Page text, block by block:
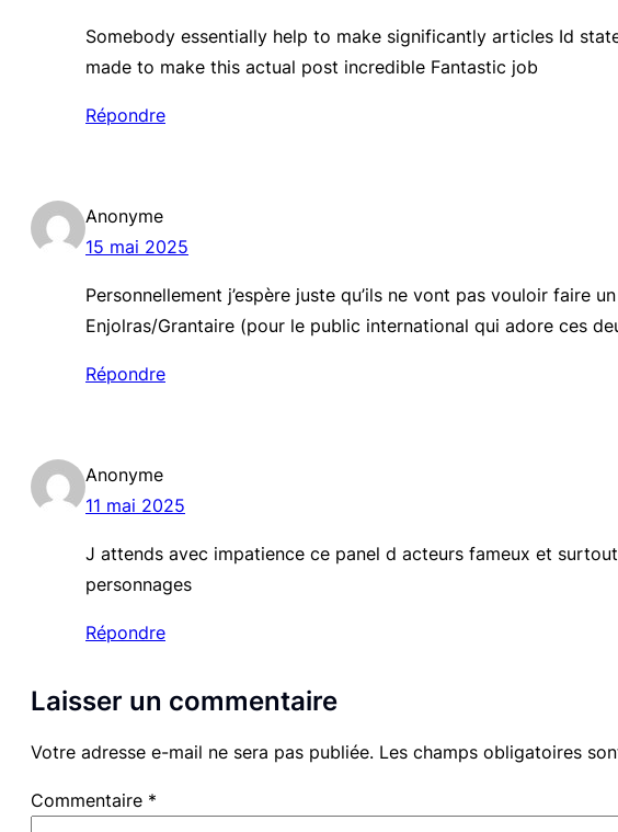
Somebody essentially help to make significantly articles Id
made to make this actual post incredible Fantastic job
Répondre
Anonyme
15 mai 2025
Personnellement j’espère juste qu’ils ne vont pas vouloir
Enjolras/Grantaire (pour le public international qui adore ces
Répondre
Anonyme
11 mai 2025
J attends avec impatience ce panel d acteurs fameux et
personnages
Répondre
Laisser un commentaire
Votre adresse e-mail ne sera pas publiée. Les champs obligatoires
Commentaire *